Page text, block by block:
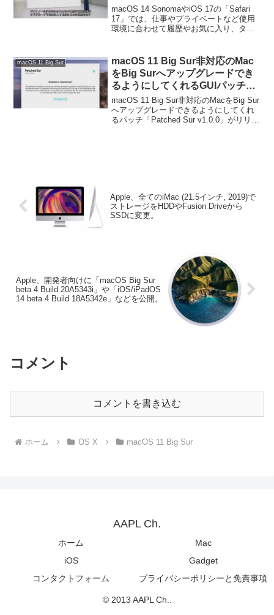
歴やお気に入り、タブグループ、
クッキーなどのWebデータを切り
替えられるプロフィール機能が利
macOS 14 SonomaやiOS 17の「Safari
17」では、仕事やプライベートなど使用
環境に合わせて履歴やお気に入り、タブ
可能になるそうです。詳細は以下...
macOS 11 Big Sur
macOS 11 Big Sur非対応のMac
をBig Surへアップグレードでき
るようにしてくれるGUIパッチツ
ール「Patched Sur v1.0.0」がリ
リース。
macOS 11 Big Sur非対応のMacをBig Sur
へアップグレードできるようにしてくれ
るパッチ「Patched Sur v1.0.0」がリリー
Apple、全てのiMac (21.5インチ, 2019)で
ストレージをHDDやFusion Driveから
SSDに変更。
Apple、開発者向けに「macOS Big Sur
beta 4 Build 20A5343i」や「iOS/iPadOS
14 beta 4 Build 18A5342e」などを公開。
コメント
コメントを書き込む
ホーム OS X macOS 11 Big Sur
AAPL Ch.
ホーム
Mac
iOS
Gadget
コンタクトフォーム
プライバシーポリシーと免責事項
© 2013 AAPL Ch..